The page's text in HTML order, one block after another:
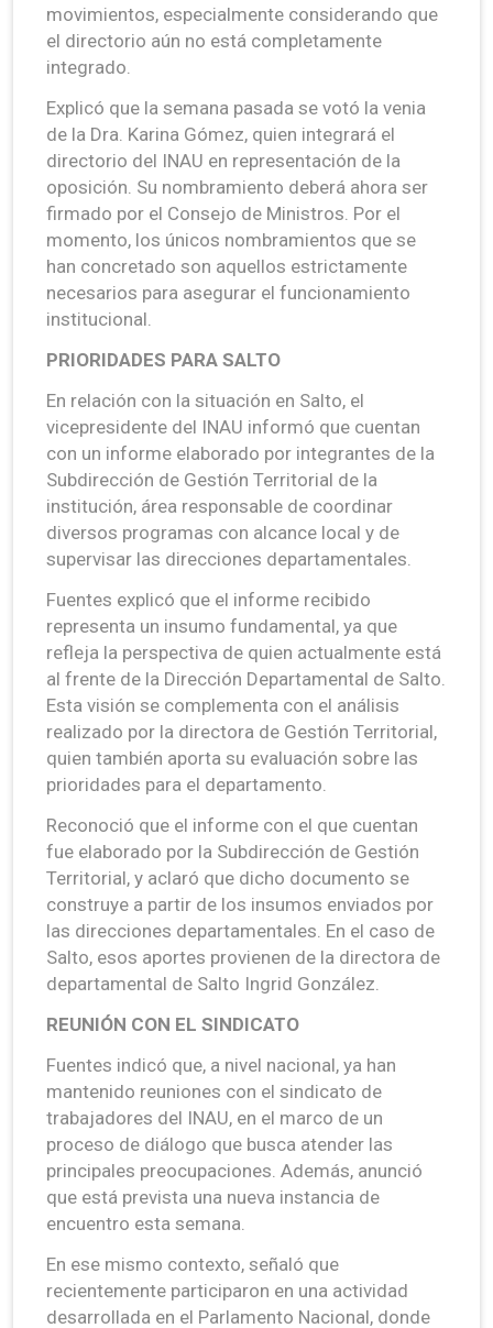
movimientos, especialmente considerando que
el directorio aún no está completamente
integrado.
Explicó que la semana pasada se votó la venia
de la Dra. Karina Gómez, quien integrará el
directorio del INAU en representación de la
oposición. Su nombramiento deberá ahora ser
firmado por el Consejo de Ministros. Por el
momento, los únicos nombramientos que se
han concretado son aquellos estrictamente
necesarios para asegurar el funcionamiento
institucional.
PRIORIDADES PARA SALTO
En relación con la situación en Salto, el
vicepresidente del INAU informó que cuentan
con un informe elaborado por integrantes de la
Subdirección de Gestión Territorial de la
institución, área responsable de coordinar
diversos programas con alcance local y de
supervisar las direcciones departamentales.
Fuentes explicó que el informe recibido
representa un insumo fundamental, ya que
refleja la perspectiva de quien actualmente está
al frente de la Dirección Departamental de Salto.
Esta visión se complementa con el análisis
realizado por la directora de Gestión Territorial,
quien también aporta su evaluación sobre las
prioridades para el departamento.
Reconoció que el informe con el que cuentan
fue elaborado por la Subdirección de Gestión
Territorial, y aclaró que dicho documento se
construye a partir de los insumos enviados por
las direcciones departamentales. En el caso de
Salto, esos aportes provienen de la directora de
departamental de Salto Ingrid González.
REUNIÓN CON EL SINDICATO
Fuentes indicó que, a nivel nacional, ya han
mantenido reuniones con el sindicato de
trabajadores del INAU, en el marco de un
proceso de diálogo que busca atender las
principales preocupaciones. Además, anunció
que está prevista una nueva instancia de
encuentro esta semana.
En ese mismo contexto, señaló que
recientemente participaron en una actividad
desarrollada en el Parlamento Nacional, donde